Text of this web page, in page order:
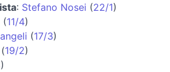
: Stefano Nosei (22/1)
(11/4)
(17/3)
(19/2)
)